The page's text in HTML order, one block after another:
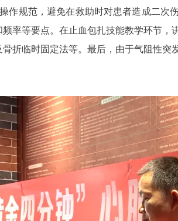
规范，避免在救助时对患者造成二次
率等要点。在止血包扎技能教学环节，
折临时固定法等。最后，由于气阻性